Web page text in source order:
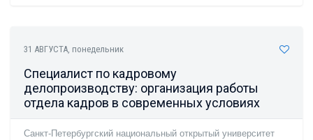
31 АВГУСТА, понедельник
Специалист по кадровому
делопроизводству: организация работы
отдела кадров в современных условиях
Санкт-Петербургский национальный открытый университет